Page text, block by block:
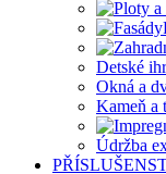
Detské
Okná a
Kameň a
Údržba